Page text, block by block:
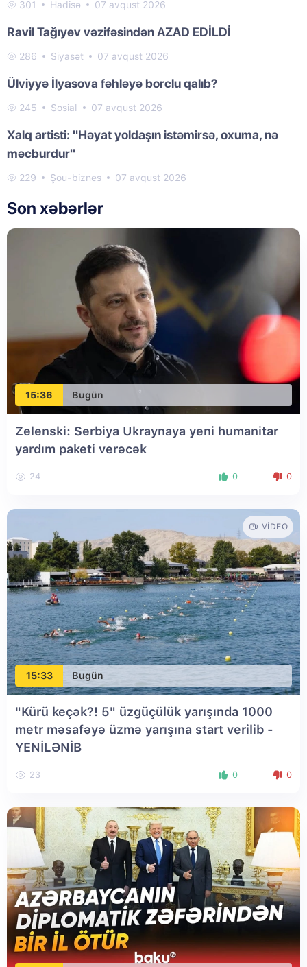
301 Hadisə 07 avqust 2026
Ravil Tağıyev vəzifəsindən AZAD EDİLDİ
286 Siyasət 07 avqust 2026
Ülviyyə İlyasova fəhləyə borclu qalıb?
245 Sosial 07 avqust 2026
Xalq artisti: "Həyat yoldaşın istəmirsə, oxuma, nə
məcburdur"
229 Şou-biznes 07 avqust 2026
Son xəbərlər
15:36 Bugün
Zelenski: Serbiya Ukraynaya yeni humanitar
yardım paketi verəcək
24 0 0
15:33 Bugün
VIDEO
"Kürü keçək?! 5" üzgüçülük yarışında 1000
metr məsafəyə üzmə yarışına start verilib -
YENİLƏNİB
23 0 0